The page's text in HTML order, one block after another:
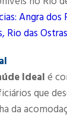
Angra
Rio das
Ideal é
que
da